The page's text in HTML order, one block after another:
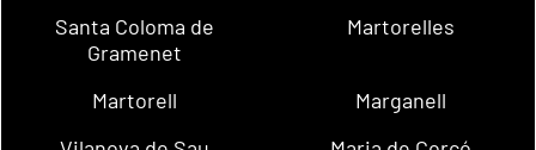
Santa Coloma de
Gramenet
Martorelles
Martorell
Marganell